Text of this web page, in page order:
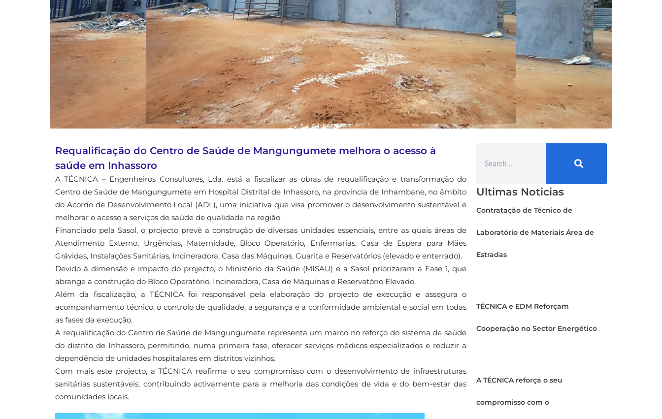
Requalificação do Centro de Saúde de Mangungumete melhora o acesso à
saúde em Inhassoro
A TÉCNICA – Engenheiros Consultores, Lda. está a fiscalizar as obras de requalificação e transformação do
Centro de Saúde de Mangungumete em Hospital Distrital de Inhassoro, na província de Inhambane, no âmbito
do Acordo de Desenvolvimento Local (ADL), uma iniciativa que visa promover o desenvolvimento sustentável e
melhorar o acesso a serviços de saúde de qualidade na região.
Financiado pela Sasol, o projecto prevê a construção de diversas unidades essenciais, entre as quais áreas de
Atendimento Externo, Urgências, Maternidade, Bloco Operatório, Enfermarias, Casa de Espera para Mães
Grávidas, Instalações Sanitárias, Incineradora, Casa das Máquinas, Guarita e Reservatórios (elevado e enterrado).
Devido à dimensão e impacto do projecto, o Ministério da Saúde (MISAU) e a Sasol priorizaram a Fase 1, que
abrange a construção do Bloco Operatório, Incineradora, Casa de Máquinas e Reservatório Elevado.
Além da fiscalização, a TÉCNICA foi responsável pela elaboração do projecto de execução e assegura o
acompanhamento técnico, o controlo de qualidade, a segurança e a conformidade ambiental e social em todas
as fases da execução.
A requalificação do Centro de Saúde de Mangungumete representa um marco no reforço do sistema de saúde
do distrito de Inhassoro, permitindo, numa primeira fase, oferecer serviços médicos especializados e reduzir a
dependência de unidades hospitalares em distritos vizinhos.
Com mais este projecto, a TÉCNICA reafirma o seu compromisso com o desenvolvimento de infraestruturas
sanitárias sustentáveis, contribuindo activamente para a melhoria das condições de vida e do bem-estar das
comunidades locais.
Ultimas Noticias
Contratação de Técnico de
Laboratório de Materiais Área de
Estradas
TÉCNICA e EDM Reforçam
Cooperação no Sector Energético
A TÉCNICA reforça o seu
compromisso com o